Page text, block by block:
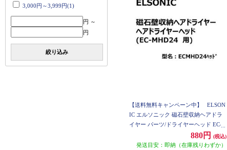
3,000円～3,999円(1)
円 ～
円
絞り込み
【送料無料キャンペーン中】
ELSON
IC エルソニック 磁石壁収納ヘアドラ
イヤー パーツ/ドライヤーヘッド EC-
880円 (税込)
発送目安：即納（在庫残りわずか）